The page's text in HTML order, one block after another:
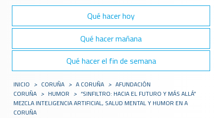
Qué hacer hoy
Qué hacer mañana
Qué hacer el fin de semana
INICIO > CORUÑA > A CORUÑA > AFUNDACIÓN
CORUÑA > HUMOR > “SINFILTRO: HACIA EL FUTURO Y MÁS ALLÁ”
MEZCLA INTELIGENCIA ARTIFICIAL, SALUD MENTAL Y HUMOR EN A
CORUÑA